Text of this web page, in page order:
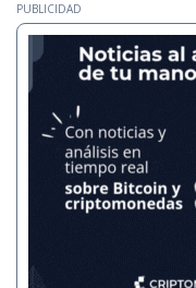
PUBLICIDAD